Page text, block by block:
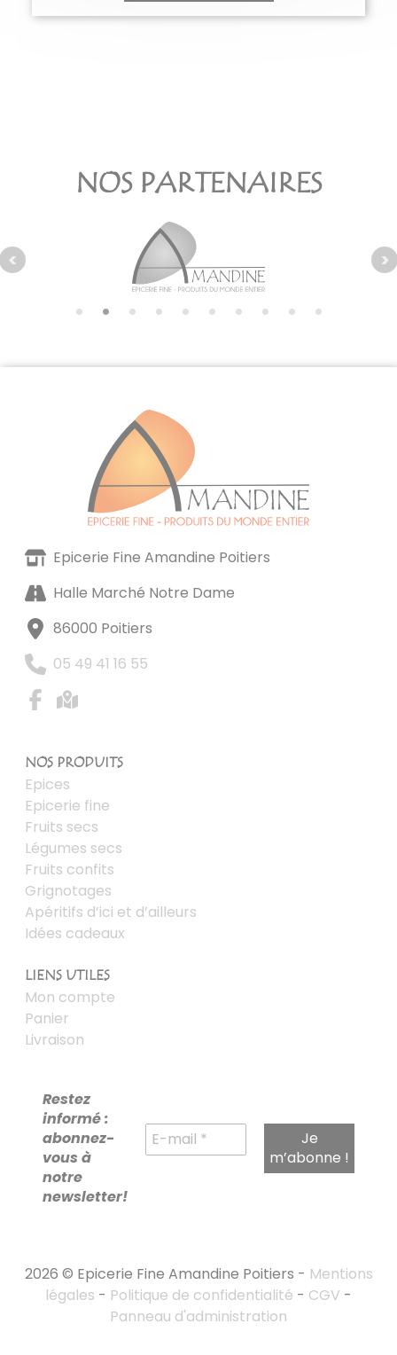
NOS PARTENAIRES
Epicerie Fine Amandine Poitiers
Halle Marché Notre Dame
86000 Poitiers
05 49 41 16 55
NOS PRODUITS
Epices
Epicerie fine
Fruits secs
Légumes secs
Fruits confits
Grignotages
Apéritifs d’ici et d’ailleurs
Idées cadeaux
LIENS UTILES
Mon compte
Panier
Livraison
Restez
informé :
abonnez-
vous à
notre
newsletter!
2026 © Epicerie Fine Amandine Poitiers - Mentions
légales - Politique de confidentialité - CGV -
Panneau d'administration